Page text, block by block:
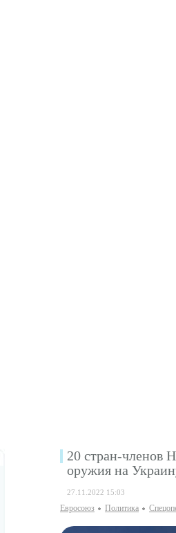
20 стран-членов
оружия на
27.11.2022 15:03
Евросоюз Политика